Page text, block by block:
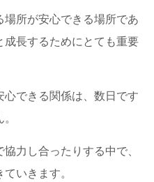
所が安心できる場所であ
成長するためにとても重要
心できる関係は、数日です
力し合ったりする中で、
いきます。